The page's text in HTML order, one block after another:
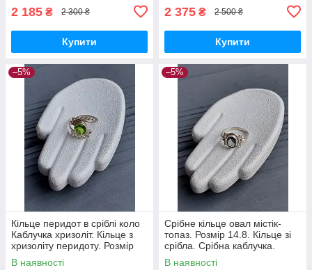
2 185 ₴ 2 300 ₴
Купити
2 375 ₴ 2 500 ₴
Купити
–5%
Кільце перидот в сріблі коло
Каблучка хризоліт. Кільце з
хризоліту перидоту. Розмір
16. Індія!
В наявності
–5%
Срібне кільце овал містік-
топаз. Розмір 14.8. Кільце зі
срібла. Срібна каблучка.
Містік топаз. Індія!
В наявності